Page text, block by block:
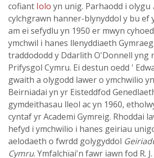
cofiant Iolo yn unig. Parhaodd i olygu
cylchgrawn hanner-blynyddol y bu
am ei sefydlu yn 1950 er mwyn
ymchwil i hanes llenyddiaeth
traddododd y Ddarlith O'Donnell yng
Prifysgol Cymru. Ei destun oedd '
gwaith a olygodd lawer o ymchwilio
Beirniadai yn yr Eisteddfod
gymdeithasau lleol ac yn 1960,
cyntaf yr Academi Gymreig. Rhoddai
hefyd i ymchwilio i hanes geiriau
aelodaeth o fwrdd golygyddol
Cymru. Ymfalchïai'n fawr iawn fod R.